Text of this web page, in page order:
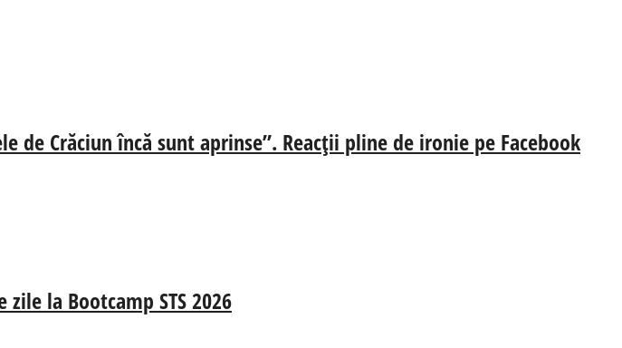
de Crăciun încă sunt aprinse”. Reacții pline de ironie pe Facebook
la Bootcamp STS 2026